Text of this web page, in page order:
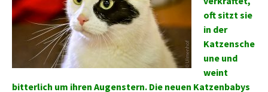
oft sitzt sie
in der
Katzensche
une und
weint
bitterlich um ihren Augenstern. Die neuen Katzenbabys